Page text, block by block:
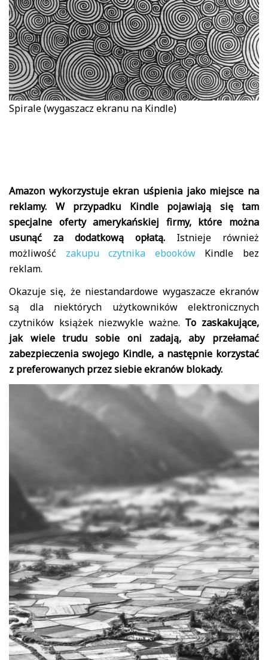
Spirale (wygaszacz ekranu na Kindle)
Amazon wykorzystuje ekran uśpienia jako miejsce na
reklamy. W przypadku Kindle pojawiają się tam
specjalne oferty amerykańskiej firmy, które można
usunąć za dodatkową opłatą. Istnieje również
możliwość zakupu czytnika ebookówKindle bez
reklam.
Okazuje się, że niestandardowe wygaszacze ekranów
są dla niektórych użytkowników elektronicznych
czytników książek niezwykle ważne. To zaskakujące,
jak wiele trudu sobie oni zadają, aby przełamać
zabezpieczenia swojego Kindle, a następnie korzystać
z preferowanych przez siebie ekranów blokady.